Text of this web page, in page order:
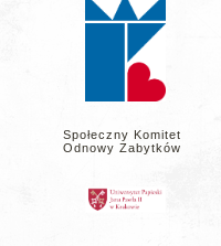
Społeczny Komitet
Odnowy Zabytków